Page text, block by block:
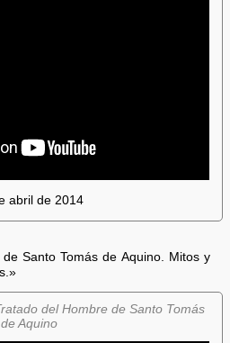
abril de 2014
de Santo Tomás de Aquino. Mitos y
del Hombre de Santo Tomás
de Aquino